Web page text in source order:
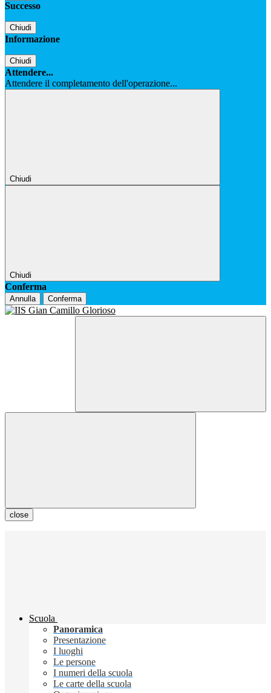
Successo
Chiudi
Informazione
Chiudi
Attendere...
Attendere il completamento dell'operazione...
Chiudi
Chiudi
Conferma
Annulla Conferma
close
Scuola
Panoramica
Presentazione
I luoghi
Le persone
I numeri della scuola
Le carte della scuola